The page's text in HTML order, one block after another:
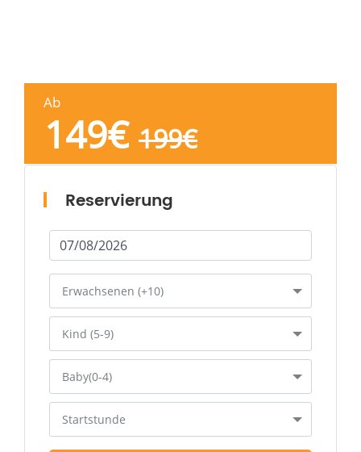
Ab
149€ 199€
Reservierung
Erwachsenen (+10)
Kind (5-9)
Baby(0-4)
Startstunde